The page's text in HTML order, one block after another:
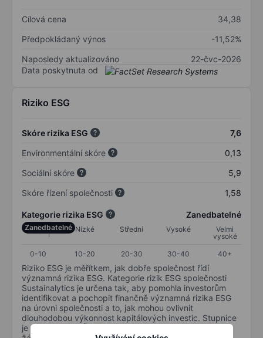
Cílová cena
34,38
Předpokládaný výnos
-11,52%
Naposledy aktualizováno
22-čvc-2026
Data poskytnuta od
Riziko ESG
Skóre rizika ESG
7,6
Environmentální skóre
0,13
Sociální skóre
5,9
Skóre řízení společnosti
1,58
Kategorie rizika ESG Zanedbatelné
Zanedbatelné Nízké Střední Vysoké
Velmi
vysoké
0-10
10-20 20-30 30-40 40+
Riziko ESG je měřítkem, jak dobře společnost řídí
významná rizika ESG. Kategorie rizik ESG společnosti
Sustainalytics je určena tak, aby pomohla investorům
identifikovat a pochopit finančně významná rizika ESG
na úrovni společnosti a to, jak mohou ovlivnit
dlouhodobou výkonnost kapitálových investic. Stupnice
je od 0 do 100. Čím nižší riziko, tím lépe (0 znamená